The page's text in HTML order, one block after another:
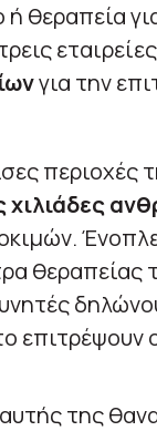
θεραπεία
για την
περιοχές
χιλιάδες
θεραπείας
επιτρέψουν
της